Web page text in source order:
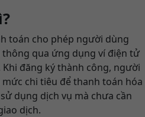
toán cho phép người dùng
qua ứng dụng ví điện tử
đăng ký thành công, người
chi tiêu để thanh toán hóa
dụng dịch vụ mà chưa cần
dịch.